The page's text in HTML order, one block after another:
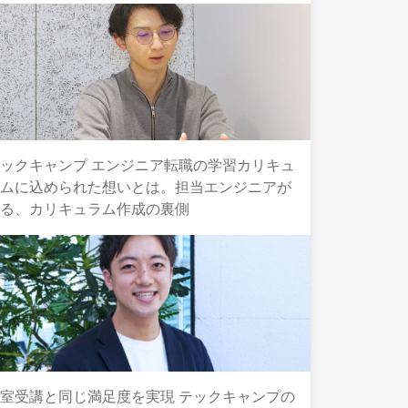
クキャンプ エンジニア転職の学習カリキュ
に込められた想いとは。担当エンジニアが
、カリキュラム作成の裏側
受講と同じ満足度を実現 テックキャンプの